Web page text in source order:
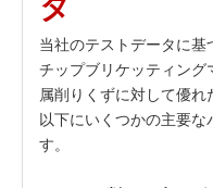
タ
当社のテストデータに基
チップブリケッティング
属削りくずに対して優れ
以下にいくつかの主要な
す。